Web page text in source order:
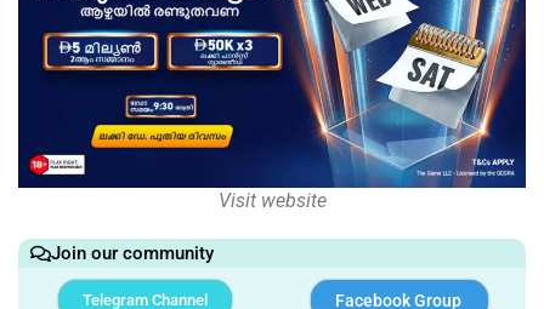
Visit website
Join our community
Telegram Channel Facebook Group